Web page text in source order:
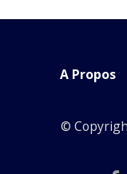
A Propos
©